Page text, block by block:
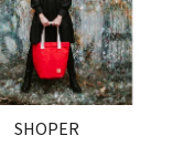
SHOPER